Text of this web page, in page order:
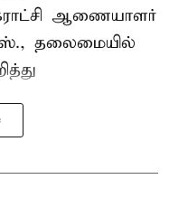
ஆணையாளர்
தலைமையில்